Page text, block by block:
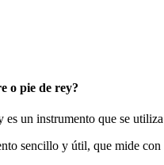
o pie de rey?
un instrumento que se
sencillo y útil, que mide con